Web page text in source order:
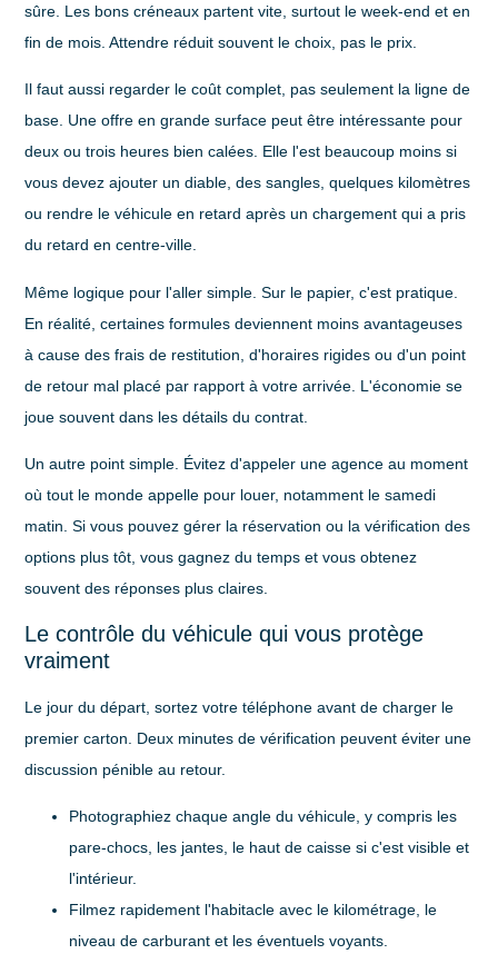
sûre. Les bons créneaux partent vite, surtout le week-end et en
fin de mois. Attendre réduit souvent le choix, pas le prix.
Il faut aussi regarder le coût complet, pas seulement la ligne de
base. Une offre en grande surface peut être intéressante pour
deux ou trois heures bien calées. Elle l'est beaucoup moins si
vous devez ajouter un diable, des sangles, quelques kilomètres
ou rendre le véhicule en retard après un chargement qui a pris
du retard en centre-ville.
Même logique pour l'aller simple. Sur le papier, c'est pratique.
En réalité, certaines formules deviennent moins avantageuses
à cause des frais de restitution, d'horaires rigides ou d'un point
de retour mal placé par rapport à votre arrivée. L'économie se
joue souvent dans les détails du contrat.
Un autre point simple. Évitez d'appeler une agence au moment
où tout le monde appelle pour louer, notamment le samedi
matin. Si vous pouvez gérer la réservation ou la vérification des
options plus tôt, vous gagnez du temps et vous obtenez
souvent des réponses plus claires.
Le contrôle du véhicule qui vous protège
vraiment
Le jour du départ, sortez votre téléphone avant de charger le
premier carton. Deux minutes de vérification peuvent éviter une
discussion pénible au retour.
Photographiez chaque angle du véhicule, y compris les
pare-chocs, les jantes, le haut de caisse si c'est visible et
l'intérieur.
Filmez rapidement l'habitacle avec le kilométrage, le
niveau de carburant et les éventuels voyants.